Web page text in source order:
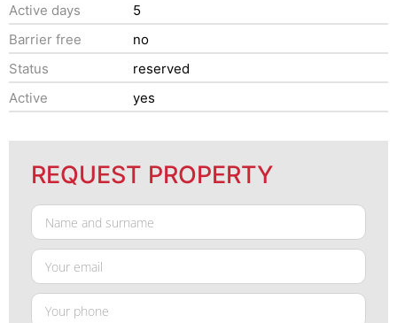
Active days
5
Barrier free
no
Status
reserved
Active
yes
REQUEST PROPERTY